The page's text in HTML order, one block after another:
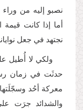
نصبو إليه من
أما إذا كانت قيمة
نجتهد في جعل
ولكي لا أُطيل
حدثَت في زمان
معركة أحُد
والشدائد جرَت